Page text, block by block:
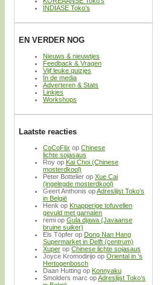
INDIASE Toko’s
EN VERDER NOG
Nieuws & nieuwtjes
Feedback & Vragen
Vijf leuke quizjes
In de media
Adverteren & Stats
Linkjes
Workshops
Laatste reacties
CoCoFlix op Chinese
lichte sojasaus
Roy op Kai Choi (Chinese
mosterdkool)
Peter Bottelier op Xue Cai
(ingelegde mosterdkool)
Geert Anthonis opAdreslijst Toko’s
in België
Henk op Knapperige tofuvellen
gevuld met garnalen
remi op Gula djawa (Javaanse
bruine suiker)
Els Töpfer op Dong Nan Hang
Supermarket in Delft (centrum)
Xuper op Chinese lichte sojasaus
Joyce Kromodirijo op Oriental in ’s
Hertogenbosch
Daan Hutting op Konnyaku
Smolders marc opAdreslijst Toko’s